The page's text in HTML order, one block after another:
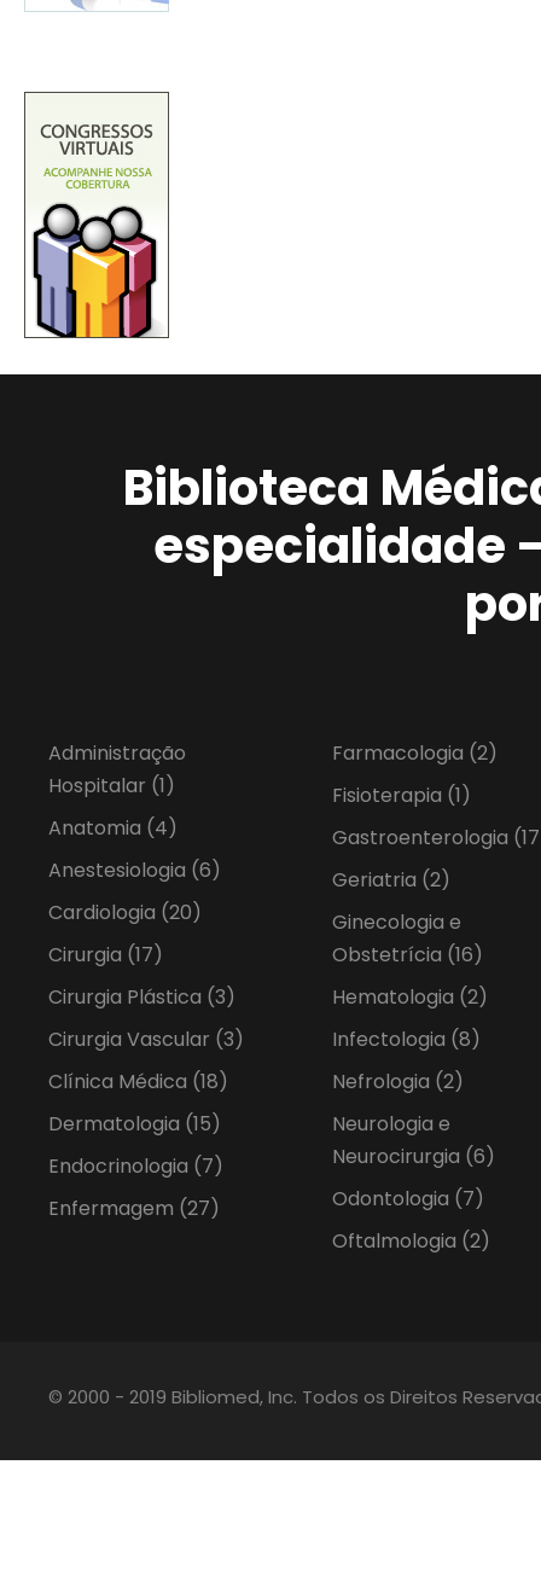
Biblioteca
especialidade
Administração
Hospitalar (1)
Anatomia (4)
Anestesiologia (6)
Cardiologia (20)
Cirurgia (17)
Cirurgia Plástica (3)
Cirurgia Vascular (3)
Clínica Médica (18)
Dermatologia (15)
Endocrinologia (7)
Enfermagem (27)
Farmacologia (2)
Fisioterapia (1)
Gastroenterologia
Geriatria (2)
Ginecologia e
Obstetrícia (16)
Hematologia (2)
Infectologia (8)
Nefrologia (2)
Neurologia e
Neurocirurgia (6)
Odontologia (7)
Oftalmologia (2)
© 2000 - 2019 Bibliomed, Inc. Todos os Direitos